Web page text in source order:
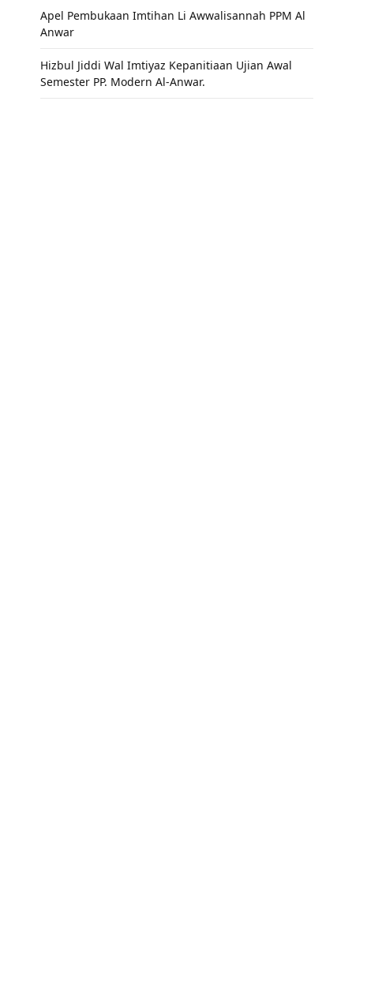
Apel Pembukaan Imtihan Li Awwalisannah PPM Al
Anwar
Hizbul Jiddi Wal Imtiyaz Kepanitiaan Ujian Awal
Semester PP. Modern Al-Anwar.